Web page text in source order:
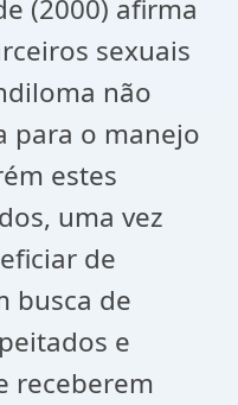
(2000) afirma
sexuais
não
para o manejo
estes
uma vez
de
busca de
e
receberem